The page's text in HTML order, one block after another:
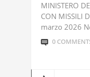
MINISTERO
CON MISSILI
marzo 2026
0